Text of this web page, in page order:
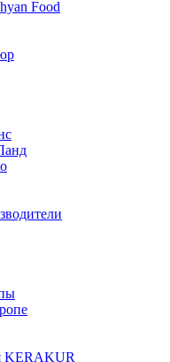
Food
KERAKUR